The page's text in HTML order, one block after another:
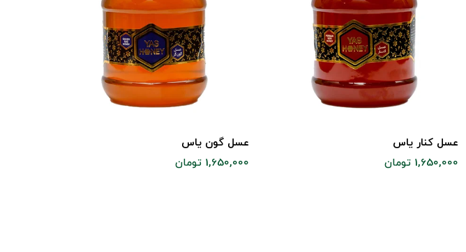
عسل کنار یاس
1,650,000 تومان
عسل گون یاس
1,650,000 تومان